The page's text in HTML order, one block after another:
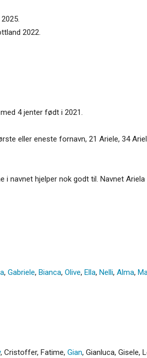
2022.
4 jenter født i 2021.
eller eneste fornavn, 21 Ariele, 34
navnet hjelper nok godt til. Navnet
, Gabriele, Bianca, Olive, Ella, Nelli, Alma,
, Cristoffer, Fatime, Gian, Gianluca, Gisele,